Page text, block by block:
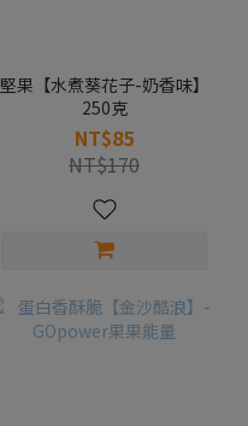
堅果【水煮葵花子-奶香味】
250克
NT$85
NT$170